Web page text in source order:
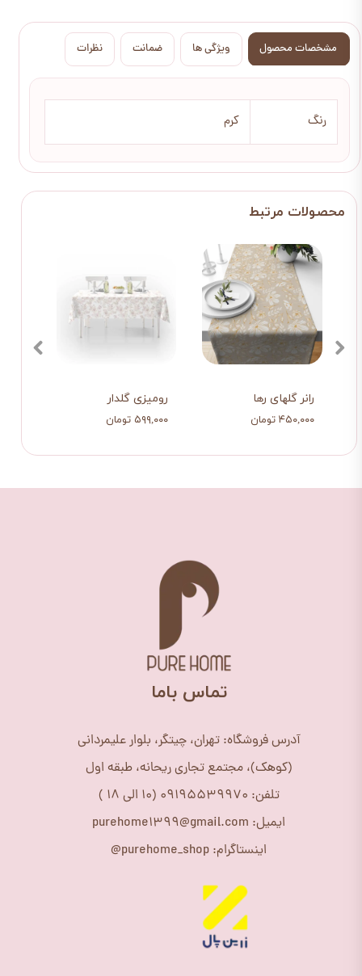
مشخصات محصول ویژگی ها ضمانت نظرات
رنگ کرم
رومیزی گلدار
۵۹۹,۰۰۰ تومان
رانر گلهای رها
۴۵۰,۰۰۰ تومان
​تماس باما
آدرس فروشگاه: تهران، چیتگر، بلوار علیمردانی
(کوهک)، مجتمع تجاری ریحانه، طبقه اول
تلفن: 09195539970 (10 الی 18 )
ایمیل: purehome1399@gmail.com
اینستاگرام: purehome_shop@